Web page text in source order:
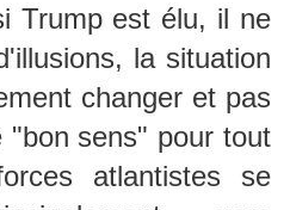
Trump est élu, il ne
la situation
changer et pas
"bon sens" pour tout
atlantistes se